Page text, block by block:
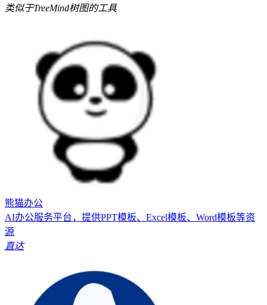
类似于TreeMind树图的工具
熊猫办公
AI办公服务平台，提供PPT模板、Excel模板、Word模板等资
源
直达